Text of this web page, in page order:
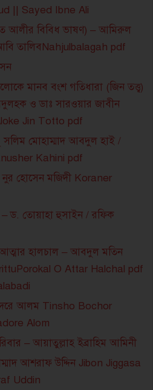
|| Sayed Ibne Ali
আলীর বিবিধ ভাষণ) – আমিরুল
তালিবNahjulbalagah pdf
মানব বংশ গতিধারা (জিন তত্ত্ব)
ও ডাঃ সারওয়ার জাবীন
Jin Totto pdf
সলিম মোহাম্মাদ আবদুল হাই /
Kahini pdf
হোসেন মজিদী Koraner
ড. তোয়াহা হুসাইন / রফিক
হালচাল – আবদুল মতিন
O Attar Halchal pdf
আলম Tinsho Bochor
Alom
– আয়াতুল্লাহ ইব্রাহিম আমিনী
আশরাফ উদ্দিন Jibon Jiggasa
Uddin